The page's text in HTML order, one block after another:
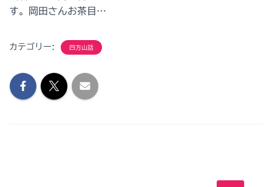
カテゴリー: 四方山話